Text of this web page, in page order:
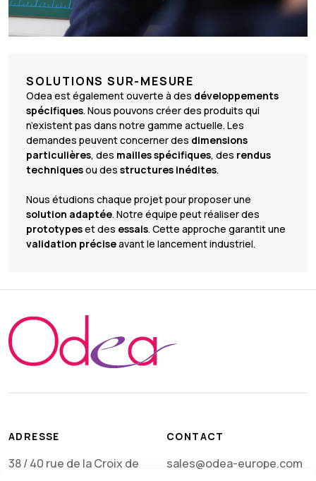
SOLUTIONS SUR-MESURE
Odea est également ouverte à des développements
spécifiques. Nous pouvons créer des produits qui
n’existent pas dans notre gamme actuelle. Les
demandes peuvent concerner des dimensions
particulières, des mailles spécifiques, des rendus
techniquesou des structures inédites.
Nous étudions chaque projet pour proposer une
solution adaptée. Notre équipe peut réaliser des
prototypeset des essais. Cette approche garantit une
validation préciseavant le lancement industriel.
ADRESSE
38 / 40 rue de la Croix de
CONTACT
sales@odea-europe.com